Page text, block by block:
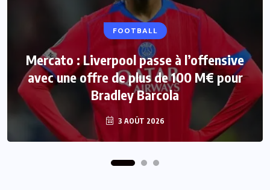
FOOTBALL
Mercato : Liverpool passe à l’offensive
avec une offre de plus de 100 M€ pour
Bradley Barcola
3 AOÛT 2026
INTER
Fifa : Le Pays de Galles retire son
soutien à la réélection d’Infantino, une
première
3 AOÛT 2026